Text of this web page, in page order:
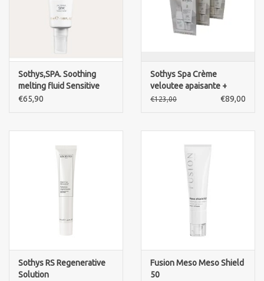
Sothys,SPA. Soothing
melting fluid Sensitive
skin.
€65,90
Sothys Spa Crème
veloutee apaisante +
Serum SOS apaisant SPA
€123,00 €89,00
Sothys RS Regenerative
Solution
Fusion Meso Meso Shield
50